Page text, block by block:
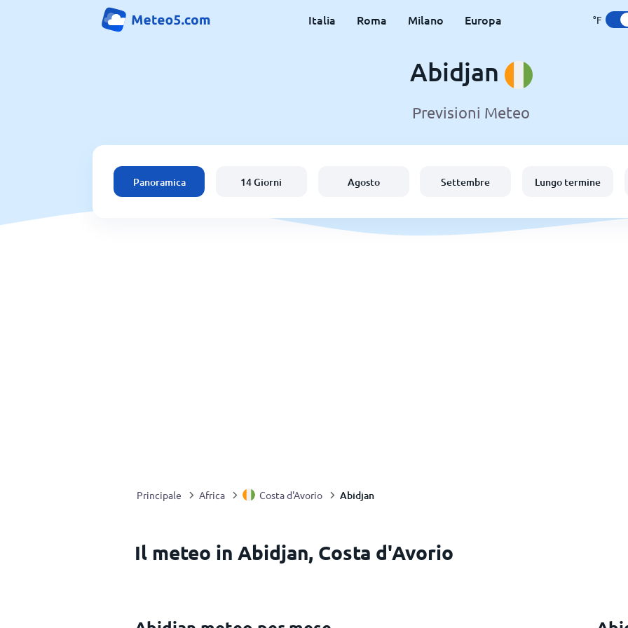
Italia Roma Milano Europa °F
Abidjan
Previsioni Meteo
Panoramica 14 Giorni Agosto Settembre Lungo termine
Principale Africa Costa d'Avorio Abidjan
Il meteo in Abidjan, Costa d'Avorio